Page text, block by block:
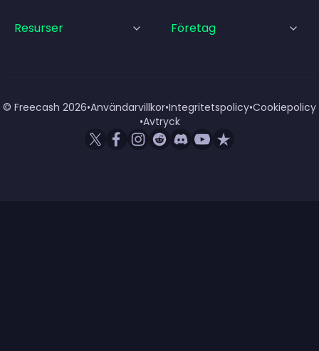
Resurser Företag
© Freecash 2026•Användarvillkor•Integritetspolicy•Cookiepolicy
•Avtryck